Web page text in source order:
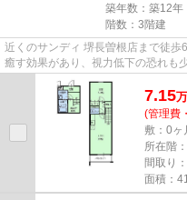
築年数：築12年
階数：3階建
近くのサンディ 堺長曽根店まで徒
癒す効果があり、視力低下の恐れも
ードでお支払いいただける物...
7.15万
(管理費
敷：0ヶ
所在階
間取り
面積：